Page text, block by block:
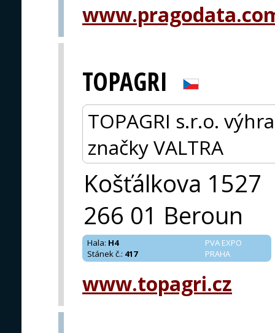
TOPAGRI
TOPAGRI s.r.o.
značky VALTRA
Košťálkova 1527
266 01 Beroun
PVA EXPO
PRAHA
Hala: H4
Stánek č.: 417
www.topagri.cz